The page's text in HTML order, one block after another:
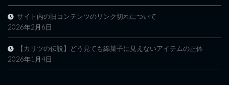
サイト内の旧コンテンツのリンク切れについて
2026年2月6日
【カリツの伝説】どう見ても綿菓子に見えないアイテムの正体
2026年1月4日